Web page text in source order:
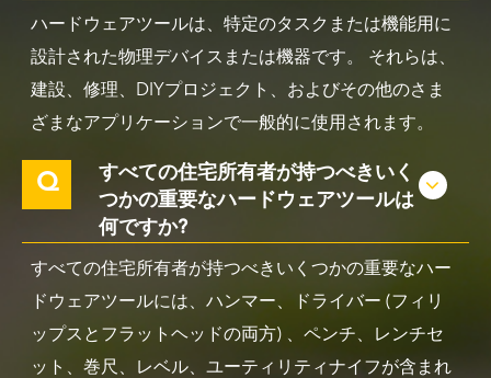
ハードウェアツールは、特定のタスクまたは機能用に
設計された物理デバイスまたは機器です。 それらは、
建設、修理、DIYプロジェクト、およびその他のさま
ざまなアプリケーションで一般的に使用されます。
Q
すべての住宅所有者が持つべきいく
つかの重要なハードウェアツールは
何ですか?
すべての住宅所有者が持つべきいくつかの重要なハー
ドウェアツールには、ハンマー、ドライバー (フィリ
ップスとフラットヘッドの両方) 、ペンチ、レンチセ
ット、巻尺、レベル、ユーティリティナイフが含まれ